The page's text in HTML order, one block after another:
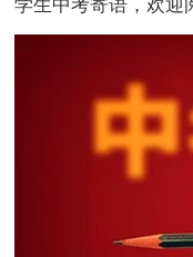
学生中考寄语，欢迎